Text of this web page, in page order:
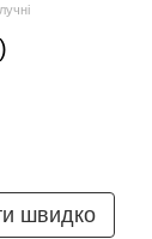
швидко